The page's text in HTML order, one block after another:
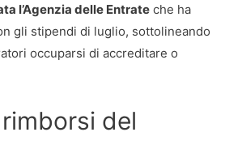
l’Agenzia delle Entrate che ha
gli stipendi di luglio, sottolineando
occuparsi di accreditare o
del